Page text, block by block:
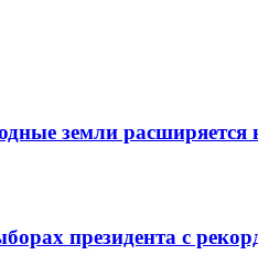
земли
президента с